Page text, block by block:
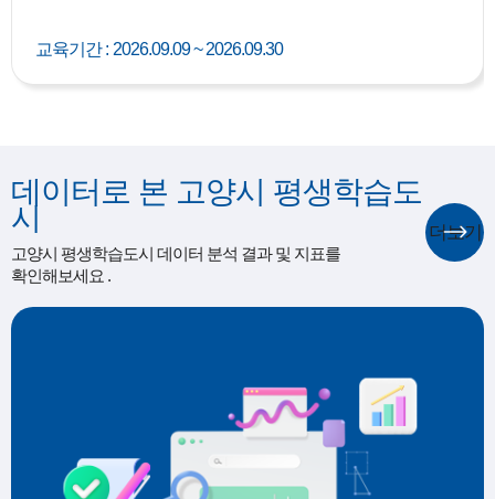
교육기간 : 2026.09.09 ~ 2026.09.30
데이터로 본 고양시 평생학습도
시
고양시 평생학습도시 데이터 분석 결과 및 지표를
확인해보세요 .
더보기